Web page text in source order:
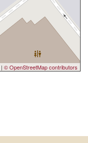
| © OpenStreetMap contributors